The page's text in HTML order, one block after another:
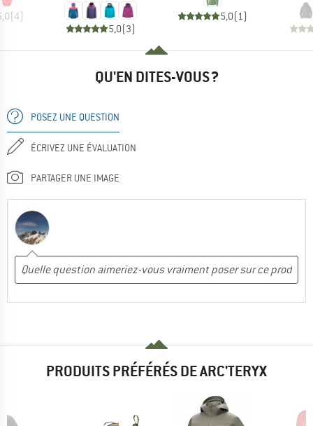
(4)
5,0(3)
5,0(1)
QU'EN DITES-VOUS ?
POSEZ UNE QUESTION
ÉCRIVEZ UNE ÉVALUATION
PARTAGER UNE IMAGE
PRODUITS PRÉFÉRÉS DE ARC'TERYX